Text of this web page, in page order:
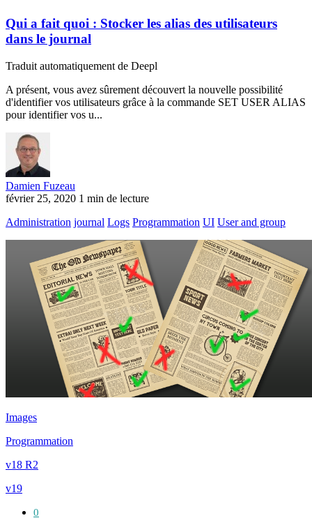
Qui a fait quoi : Stocker les alias des utilisateurs
dans le journal
Traduit automatiquement de Deepl
A présent, vous avez sûrement découvert la nouvelle possibilité
d'identifier vos utilisateurs grâce à la commande SET USER ALIAS
pour identifier vos u...
Damien Fuzeau
février 25, 2020 1 min de lecture
Administration journal Logs Programmation UI User and group
Images
Programmation
v18 R2
v19
0